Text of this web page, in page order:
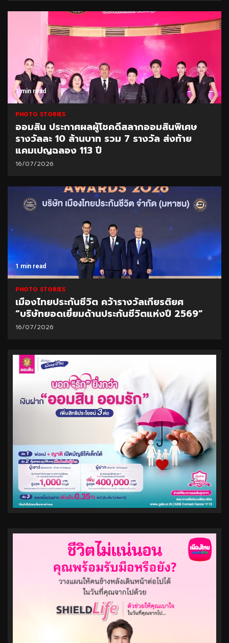
1 min read
PHOTO STORIES
ออมสิน ประกาศผลผู้โชคดีสลากออมสินพิเศษ
รางวัลละ 10 ล้านบาท รวม 7 รางวัล ส่งท้าย
แคมเปญฉลอง 113 ปี
16/07/2026
1 min read
PHOTO STORIES
เมืองไทยประกันชีวิต คว้ารางวัลเกียรติยศ
“บริษัทยอดเยี่ยมด้านประกันชีวิตแห่งปี 2569”
16/07/2026